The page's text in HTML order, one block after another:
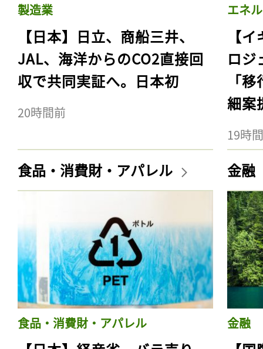
製造業
【日本】日立、商船三井、
JAL、海洋からのCO2直接回
収で共同実証へ。日本初
20時間前
エネ
【
ロジ
「
細案
19時
食品・消費財・アパレル
食品・消費財・アパレル
金融
金融